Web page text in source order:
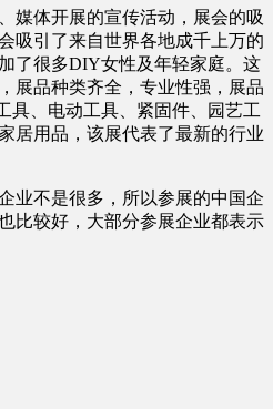
媒体开展的宣传活动，展会的吸
吸引了来自世界各地成千上万的
了很多DIY女性及年轻家庭。这
展品种类齐全，专业性强，展品
具、电动工具、紧固件、园艺工
居用品，该展代表了最新的行业
业不是很多，所以参展的中国企
比较好，大部分参展企业都表示